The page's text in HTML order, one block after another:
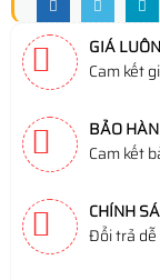
GIÁ
Cam kết
BẢO
Cam kết
CHÍNH
Đổi trả dễ